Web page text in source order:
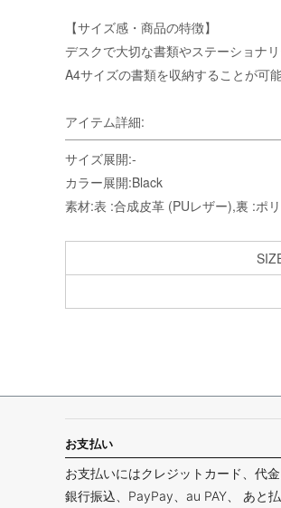
【サイズ感・商品の特徴】
デスクで大切な書類やステーショナ
A4サイズの書類を収納することが可能
アイテム詳細:
サイズ展開:-
カラー展開:Black
素材:表 :合成皮革 (PUレザー),裏 :ポ
お支払い
お支払いにはクレジットカード、代金
銀行振込、PayPay、au PAY、 あと